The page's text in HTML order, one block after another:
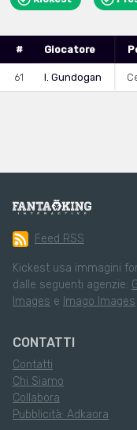
# Giocatore
61 I. Gundogan
Feed RSS
Kickest usa immagini
dalle seguenti agenzie:
Images e Imago Images
CONTATTI
Contatti
Chi Siamo
Collabora
Pubblicità: Adkaora